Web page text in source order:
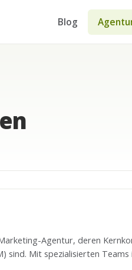
Blog
Agentur, deren
sind. Mit spezialisierten